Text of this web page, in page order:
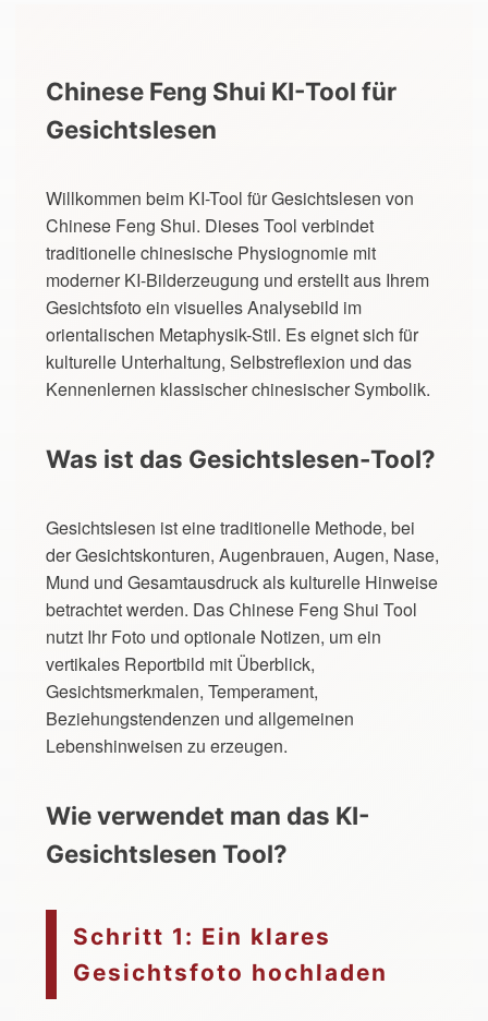
Chinese Feng Shui KI-Tool für
Gesichtslesen
Willkommen beim KI-Tool für Gesichtslesen von
Chinese Feng Shui. Dieses Tool verbindet
traditionelle chinesische Physiognomie mit
moderner KI-Bilderzeugung und erstellt aus Ihrem
Gesichtsfoto ein visuelles Analysebild im
orientalischen Metaphysik-Stil. Es eignet sich für
kulturelle Unterhaltung, Selbstreflexion und das
Kennenlernen klassischer chinesischer Symbolik.
Was ist das Gesichtslesen-Tool?
Gesichtslesen ist eine traditionelle Methode, bei
der Gesichtskonturen, Augenbrauen, Augen, Nase,
Mund und Gesamtausdruck als kulturelle Hinweise
betrachtet werden. Das Chinese Feng Shui Tool
nutzt Ihr Foto und optionale Notizen, um ein
vertikales Reportbild mit Überblick,
Gesichtsmerkmalen, Temperament,
Beziehungstendenzen und allgemeinen
Lebenshinweisen zu erzeugen.
Wie verwendet man das KI-
Gesichtslesen Tool?
Schritt 1: Ein klares
Gesichtsfoto hochladen